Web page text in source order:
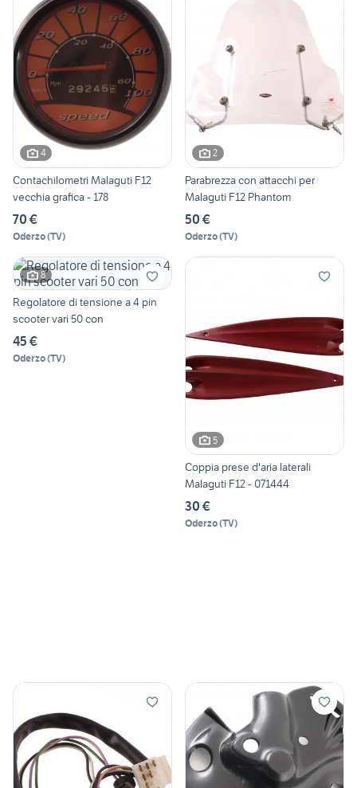
4
Contachilometri Malaguti F12
vecchia grafica - 178
70 €
Oderzo(TV)
2
Parabrezza con attacchi per
Malaguti F12 Phantom
50 €
Oderzo(TV)
8
Regolatore di tensione a 4 pin
scooter vari 50 con
45 €
Oderzo(TV)
5
Coppia prese d'aria laterali
Malaguti F12 - 071444
30 €
Oderzo(TV)